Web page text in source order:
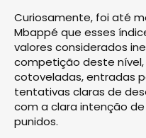
Curiosamente, foi até
Mbappé que esses
valores considerados
competição deste
cotoveladas, entradas
tentativas claras de
com a clara intenção
punidos.